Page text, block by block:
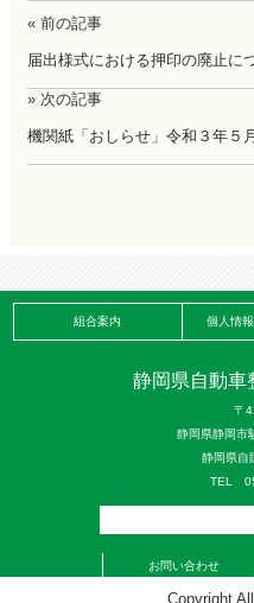
« 前の記事
届出様式における押印の廃止に
» 次の記事
機関紙「おしらせ」令和３年５
組合案内 個人情
静岡県自動車
〒
静岡県静岡市
静岡県自
TEL
お問い合わせ
Copyright